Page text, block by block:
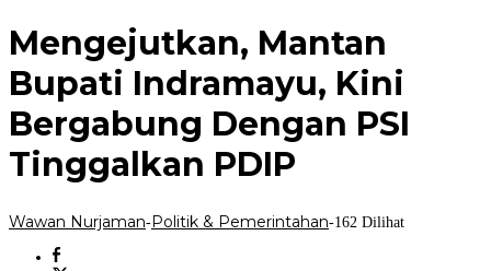
Mengejutkan, Mantan
Bupati Indramayu, Kini
Bergabung Dengan PSI
Tinggalkan PDIP
Wawan Nurjaman-Politik & Pemerintahan-162 Dilihat